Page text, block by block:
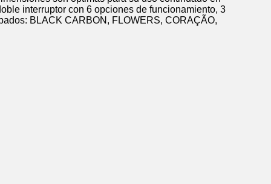
interruptor con 6 opciones de funcionamiento, 3
BLACK CARBON, FLOWERS, CORAÇÃO,